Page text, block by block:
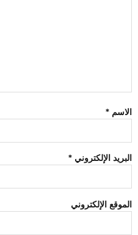
الاسم *
البريد الإلكتروني *
الموقع الإلكتروني